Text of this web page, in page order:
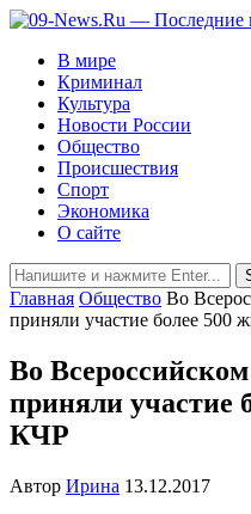
В мире
Криминал
Культура
Новости России
Общество
Происшествия
Спорт
Экономика
О сайте
Главная Общество Во
приняли участие более 500
Во
приняли участие
КЧР
Автор Ирина 13.12.2017